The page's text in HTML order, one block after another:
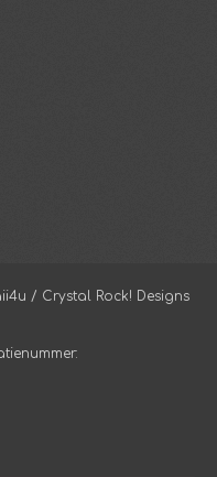
/ Crystal Rock! Designs